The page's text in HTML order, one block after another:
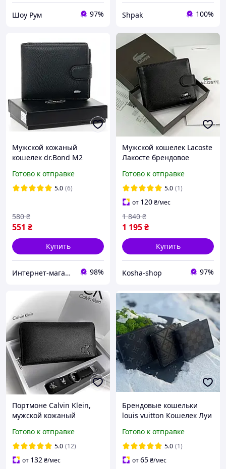
Шоу Рум 97% Shpak 100%
Мужской кожаный
кошелек dr.Bond M2
Готово к отправке
5.0 (6)
551 ₴
580 ₴
Купить
Интернет-магазин "Хамелеон" 98%
Мужской кошелек Lacoste
Лакосте брендовое
документов черного
цвета в фирменной
коробке
Готово к отправке
5.0 (1)
от 120₴/мес
1 195₴
1 840 ₴
Купить
Kosha-shop 97%
Портмоне Calvin Klein,
мужской кожаный
подарок, мужской клатч,
портмоне на молнии
Готово к отправке
5.0 (12)
от 132₴/мес
Брендовые кошельки
louis vuitton Кошелек Луи
гаманець Мужские
кошельки Louis Vuitton
Кошельки Louis Vuitton
Готово к отправке
5.0 (1)
от65₴/мес